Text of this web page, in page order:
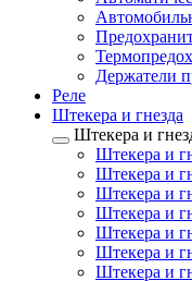
Держатели
Реле
Штекера и гнезда
Штекера и
Штекера и
Штекера и
Штекера и
Штекера и
Штекера и
Штекера и
Штекера и